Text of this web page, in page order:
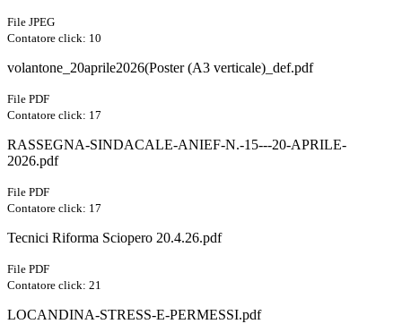
File JPEG
Contatore click: 10
volantone_20aprile2026(Poster (A3 verticale)_def.pdf
File PDF
Contatore click: 17
RASSEGNA-SINDACALE-ANIEF-N.-15---20-APRILE-
2026.pdf
File PDF
Contatore click: 17
Tecnici Riforma Sciopero 20.4.26.pdf
File PDF
Contatore click: 21
LOCANDINA-STRESS-E-PERMESSI.pdf